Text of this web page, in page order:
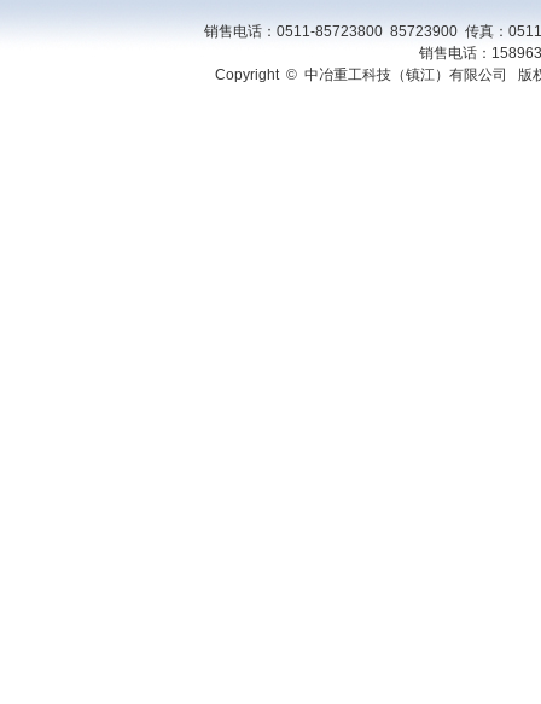
销售电话：0511-85723800 85723900 传真：
销售电话：
Copyright © 中冶重工科技（镇江）有限公司 版